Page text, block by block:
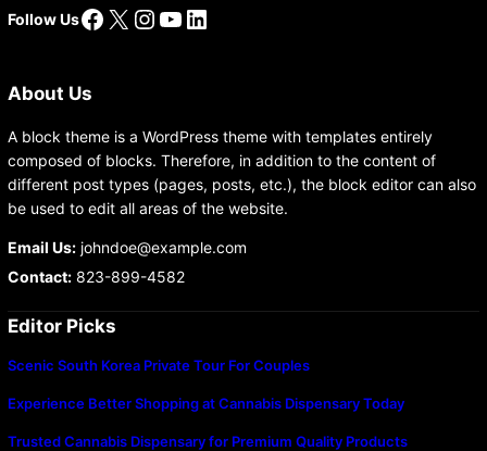
Follow UsFacebook
X Instagram
YouTube
LinkedIn
About Us
A block theme is a WordPress theme with templates entirely
composed of blocks. Therefore, in addition to the content of
different post types (pages, posts, etc.), the block editor can also
be used to edit all areas of the website.
Email Us:johndoe@example.com
Contact:823-899-4582
Editor Picks
Scenic South Korea Private Tour For Couples
Experience Better Shopping at Cannabis Dispensary Today
Trusted Cannabis Dispensary for Premium Quality Products